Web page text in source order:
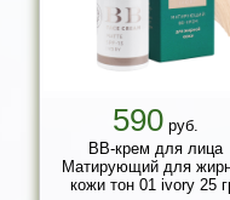
590руб.
ВВ-крем для лица
Матирующий для
кожи тон 01 ivory 25